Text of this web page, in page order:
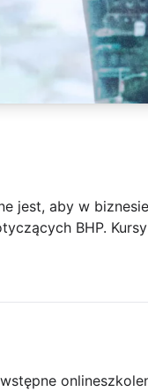
jest, aby w
BHP. Kursy
online